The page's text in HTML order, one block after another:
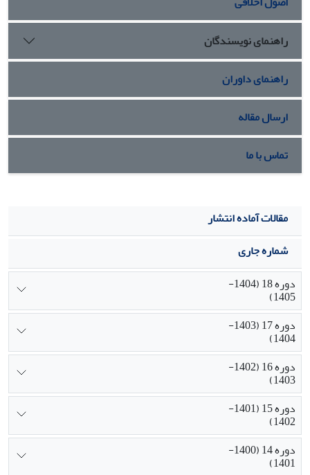
راهنمای نویسندگان
راهنمای داوران
ارسال مقاله
تماس با ما
مقالات آماده انتشار
شماره جاری
دوره 18 (1404-
1405)
دوره 17 (1403-
1404)
دوره 16 (1402-
1403)
دوره 15 (1401-
1402)
دوره 14 (1400-
1401)